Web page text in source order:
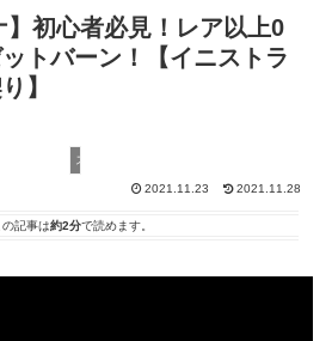
】初心者必見！レア以上0
トバーン！【イニストラ
】
スタンダード
2021.11.23 2021.11.28
の記事は約2分で読めます。